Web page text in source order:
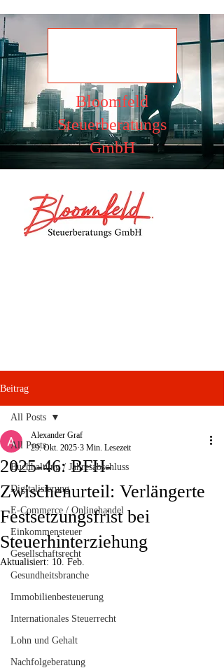
Bloomfeld
Steuerberatungs
GmbH
Beitrag
All Posts
Buchhaltung / Jahresabschluss
Digitalisierung
E-Commerce / Onlinehandel
Einkommensteuer
Gesellschaftsrecht
Gesundheitsbranche
Immobilienbesteuerung
Internationales Steuerrecht
Lohn und Gehalt
Nachfolgeberatung
All Posts
2025-46: BFH-
Zwischenurteil: Verlängerte
Festsetzungsfrist bei
Steuerhinterziehung
Alexander Graf
29. Okt. 2025 3 Min. Lesezeit
Aktualisiert: 10. Feb.